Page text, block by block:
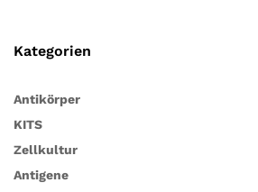
Kategorien
Antikörper
KITS
Zellkultur
Antigene